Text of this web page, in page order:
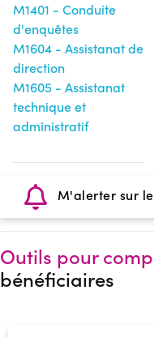
M1401 - Conduite
d'enquêtes
M1604 - Assistanat de
direction
M1605 - Assistanat
technique et
administratif
M'alerter sur
Outils pour
bénéficiaires